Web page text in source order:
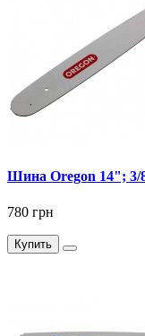
Шина Oregon 14"; 3/
780 грн
Купить